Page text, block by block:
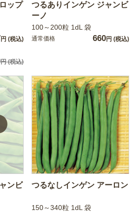
ップ
円 (税込)
円(税込)
つるありインゲン ジャンビ
ーノ
100～200粒 1dL 袋
通常価格 660円 (税込)
ンビ
つるなしインゲン アーロン
150～340粒 1dL 袋